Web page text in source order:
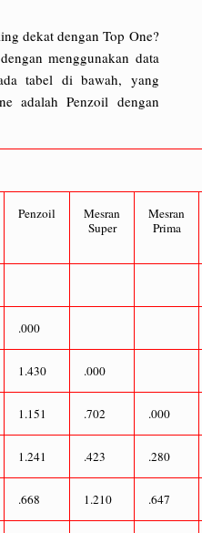
dekat dengan Top One?
menggunakan data
tabel di bawah, yang
adalah Penzoil dengan
Penzoil
Mesran
Super
Mesran
Prima
.000
1.430 .000
1.151 .702 .000
1.241 .423 .280
.668 1.210 .647